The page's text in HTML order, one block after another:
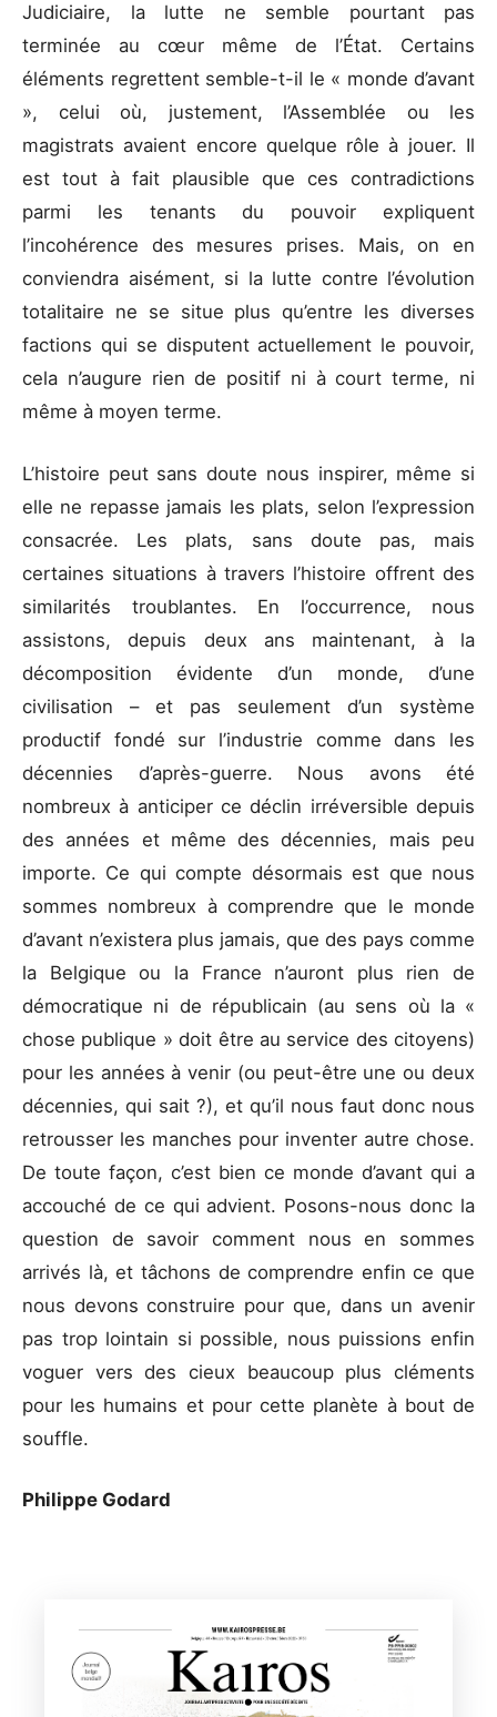
Judiciaire, la lutte ne semble pourtant pas
terminée au cœur même de l’État. Certains
éléments regrettent semble-t-il le « monde d’avant
», celui où, justement, l’Assemblée ou les
magistrats avaient encore quelque rôle à jouer. Il
est tout à fait plausible que ces contradictions
parmi les tenants du pouvoir expliquent
l’incohérence des mesures prises. Mais, on en
conviendra aisément, si la lutte contre l’évolution
totalitaire ne se situe plus qu’entre les diverses
factions qui se disputent actuellement le pouvoir,
cela n’augure rien de positif ni à court terme, ni
même à moyen terme.
L’histoire peut sans doute nous inspirer, même si
elle ne repasse jamais les plats, selon l’expression
consacrée. Les plats, sans doute pas, mais
certaines situations à travers l’histoire offrent des
similarités troublantes. En l’occurrence, nous
assistons, depuis deux ans maintenant, à la
décomposition évidente d’un monde, d’une
civilisation – et pas seulement d’un système
productif fondé sur l’industrie comme dans les
décennies d’après-guerre. Nous avons été
nombreux à anticiper ce déclin irréversible depuis
des années et même des décennies, mais peu
importe. Ce qui compte désormais est que nous
sommes nombreux à comprendre que le monde
d’avant n’existera plus jamais, que des pays comme
la Belgique ou la France n’auront plus rien de
démocratique ni de républicain (au sens où la «
chose publique » doit être au service des citoyens)
pour les années à venir (ou peut-être une ou deux
décennies, qui sait ?), et qu’il nous faut donc nous
retrousser les manches pour inventer autre chose.
De toute façon, c’est bien ce monde d’avant qui a
accouché de ce qui advient. Posons-nous donc la
question de savoir comment nous en sommes
arrivés là, et tâchons de comprendre enfin ce que
nous devons construire pour que, dans un avenir
pas trop lointain si possible, nous puissions enfin
voguer vers des cieux beaucoup plus cléments
pour les humains et pour cette planète à bout de
souffle.
Philippe Godard